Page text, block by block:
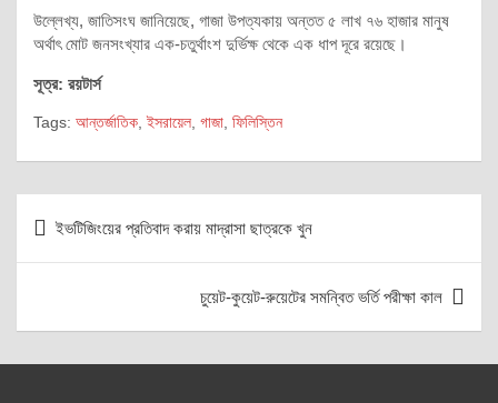
উল্লেখ্য, জাতিসংঘ জানিয়েছে, গাজা উপত্যকায় অন্তত ৫ লাখ ৭৬ হাজার মানুষ
অর্থাৎ মোট জনসংখ্যার এক-চতুর্থাংশ দুর্ভিক্ষ থেকে এক ধাপ দূরে রয়েছে।
সূত্র: রয়টার্স
Tags: আন্তর্জাতিক ,ইসরায়েল গাজা ফিলিস্তিন
navigation
ইভটিজিংয়ের প্রতিবাদ করায় মাদ্রাসা ছাত্রকে খুন
চুয়েট-কুয়েট-রুয়েটের সমন্বিত ভর্তি পরীক্ষা কাল